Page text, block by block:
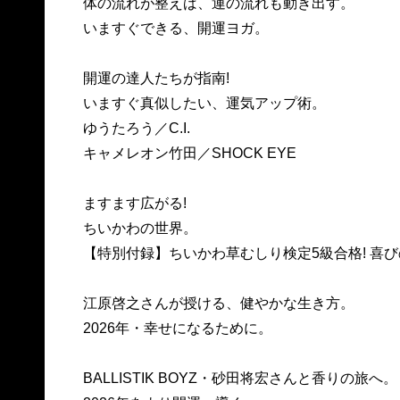
体の流れが整えば、運の流れも動き出す。
いますぐできる、開運ヨガ。
開運の達人たちが指南!
いますぐ真似したい、運気アップ術。
ゆうたろう／C.I.
キャメレオン竹田／SHOCK EYE
ますます広がる!
ちいかわの世界。
【特別付録】ちいかわ草むしり検定5級合格! 喜
江原啓之さんが授ける、健やかな生き方。
2026年・幸せになるために。
BALLISTIK BOYZ・砂田将宏さんと香りの旅へ。